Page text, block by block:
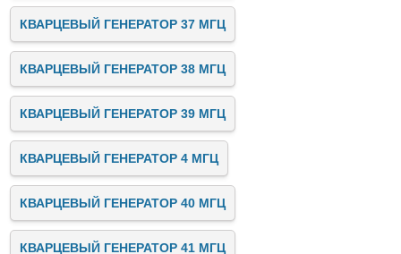
КВАРЦЕВЫЙ ГЕНЕРАТОР 37 МГЦ
КВАРЦЕВЫЙ ГЕНЕРАТОР 38 МГЦ
КВАРЦЕВЫЙ ГЕНЕРАТОР 39 МГЦ
КВАРЦЕВЫЙ ГЕНЕРАТОР 4 МГЦ
КВАРЦЕВЫЙ ГЕНЕРАТОР 40 МГЦ
КВАРЦЕВЫЙ ГЕНЕРАТОР 41 МГЦ